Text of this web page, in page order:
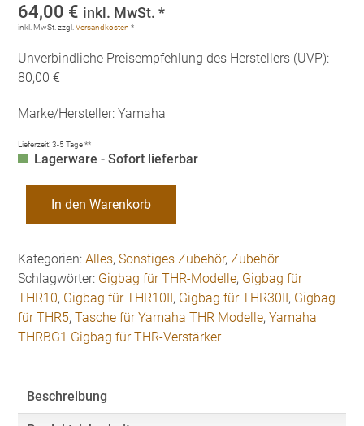
64,00 € inkl. MwSt. *
inkl. MwSt. zzgl.Versandkosten *
Unverbindliche Preisempfehlung des Herstellers (UVP):
80,00 €
Marke/Hersteller: Yamaha
Lieferzeit:3-5 Tage **
Lagerware - Sofort lieferbar
THRBG1
für
THR-
Verstärker
Menge
In den Warenkorb
Kategorien:Alles,Sonstiges Zubehör,Zubehör
Schlagwörter: Gigbag für THR-Modelle, Gigbag für
THR10, Gigbag für THR10II, Gigbag für THR30II, Gigbag
für THR5,Tasche für Yamaha THR Modelle,Yamaha
THRBG1 Gigbag für THR-Verstärker
Beschreibung